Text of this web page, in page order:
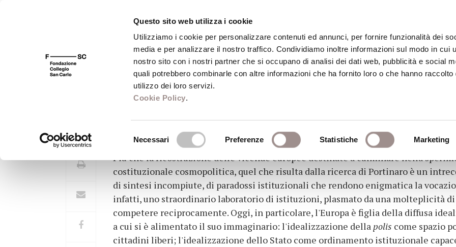
Questo sito web utilizza i cookie
Utilizziamo i cookie per personalizzare contenuti ed annunci, per fornire funzionalità dei
media e per analizzare il nostro traffico. Condividiamo inoltre informazioni sul modo in cui
nostro sito con i nostri partner che si occupano di analisi dei dati web, pubblicità e social
quali potrebbero combinarle con altre informazioni che ha fornito loro o che hanno raccolto
utilizzo dei loro servizi.
Cookie Policy.
Necessari Preferenze Statistiche Marketing
FSC 400 Fondazione Biblioteca Centro Culturale Centro Studi
Il labirinto delle istituzioni nella storia
Più che la ricostruzione delle vicende europee destinate a culminare nella
costituzionale cosmopolitica, quel che risulta dalla ricerca di Portinaro è un
di sintesi incompiute, di paradossi istituzionali che rendono enigmatica la
infatti, uno straordinario laboratorio di istituzioni, plasmato da una molteplicità
competere reciprocamente. Oggi, in particolare, l'Europa è figlia della diffusa
a cui si è alimentato il suo immaginario: l'idealizzazione della polis come spazio
cittadini liberi; l'idealizzazione dello Stato come ordinamento istituzionale